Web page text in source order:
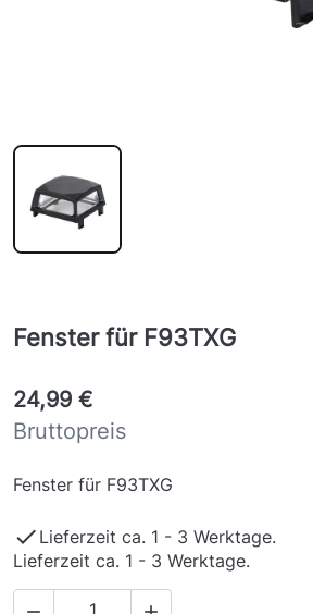
Fenster für F93TXG
24,99 €
Bruttopreis
Fenster für F93TXG
 Lieferzeit ca. 1 - 3 Werktage.
Lieferzeit ca. 1 - 3 Werktage.